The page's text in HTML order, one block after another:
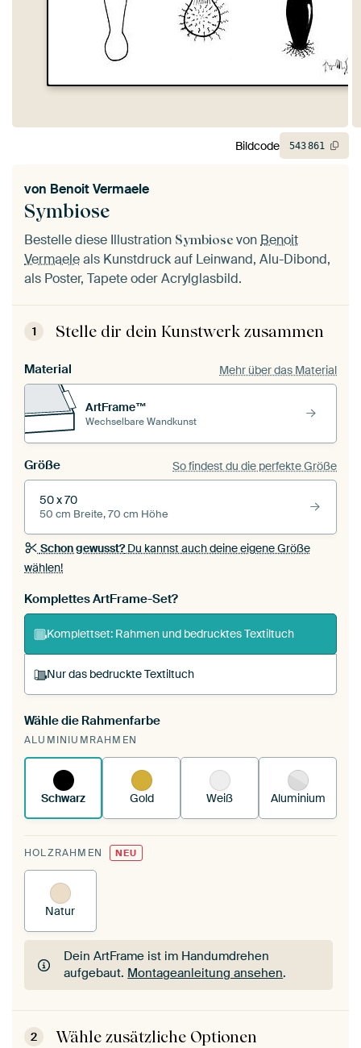
Symbiose
von Benoit Vermaele
Bestelle diese Illustration Symbiose vonBenoit
Vermaeleals Kunstdruck auf Leinwand, Alu-Dibond,
als Poster, Tapete oder Acrylglasbild.
1 Stelle dir dein Kunstwerk zusammen
Material Mehr über das Material
ArtFrame™
Wechselbare Wandkunst
Größe So findest du die perfekte Größe
50 x 70
50 cm Breite, 70 cm Höhe
Schon gewusst?Du kannst auch deine eigene Größe
wählen!
Komplettes ArtFrame-Set?
Komplettset: Rahmen und bedrucktes Textiltuch
Nur das bedruckte Textiltuch
Du spannst einen wechselbaren Textiltuch in
deinen vorhandenen ArtFrame™.
funktioniert es.
Wähle die Rahmenfarbe
ALUMINIUMRAHMEN
Schwarz Gold Weiß Aluminium
HOLZRAHMEN NEU
Natur
Dein ArtFrame ist im Handumdrehen
aufgebaut. Montageanleitung ansehen.
Dein ArtFrame ist im Handumdrehen
aufgebaut.Montageanleitung ansehen
2 Wähle zusätzliche Optionen
Bildcode 543861